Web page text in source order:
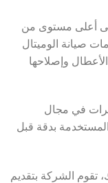
أعلى مستوى من
صيانة الوميتال
وإصلاحها
في مجال
المستخدمة بدقة قبل
تقوم الشركة بتقديم